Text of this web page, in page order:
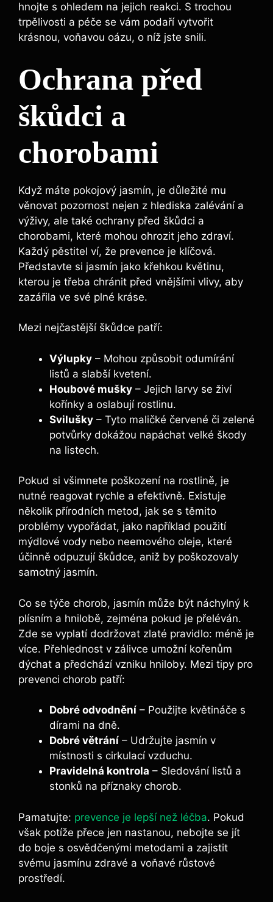
hnojte s ohledem na jejich reakci. S trochou
trpělivosti a péče se vám podaří vytvořit
krásnou, voňavou oázu, o níž jste snili.
Ochrana před
škůdci a
chorobami
Když máte pokojový jasmín, je důležité mu
věnovat pozornost nejen z hlediska zalévání a
výživy, ale také ochrany před škůdci a
chorobami, které mohou ohrozit jeho zdraví.
Každý pěstitel ví, že prevence je klíčová.
Představte si jasmín jako křehkou květinu,
kterou je třeba chránit před vnějšími vlivy, aby
zazářila ve své plné kráse.
Mezi nejčastější škůdce patří:
Výlupky – Mohou způsobit odumírání
listů a slabší kvetení.
Houbové mušky – Jejich larvy se živí
kořínky a oslabují rostlinu.
Svilušky – Tyto maličké červené či zelené
potvůrky dokážou napáchat velké škody
na listech.
Pokud si všimnete poškození na rostlině, je
nutné reagovat rychle a efektivně. Existuje
několik přírodních metod, jak se s těmito
problémy vypořádat, jako například použití
mýdlové vody nebo neemového oleje, které
účinně odpuzují škůdce, aniž by poškozovaly
samotný jasmín.
Co se týče chorob, jasmín může být náchylný k
plísním a hnilobě, zejména pokud je přeléván.
Zde se vyplatí dodržovat zlaté pravidlo: méně je
více. Přehlednost v zálivce umožní kořenům
dýchat a předchází vzniku hniloby. Mezi tipy pro
prevenci chorob patří:
Dobré odvodnění – Použijte květináče s
dírami na dně.
Dobré větrání – Udržujte jasmín v
místnosti s cirkulací vzduchu.
Pravidelná kontrola – Sledování listů a
stonků na příznaky chorob.
Pamatujte: prevence je lepší než léčba. Pokud
však potíže přece jen nastanou, nebojte se jít
do boje s osvědčenými metodami a zajistit
svému jasmínu zdravé a voňavé růstové
prostředí.